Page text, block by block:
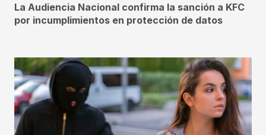
La Audiencia Nacional confirma la sanción a KFC
por incumplimientos en protección de datos